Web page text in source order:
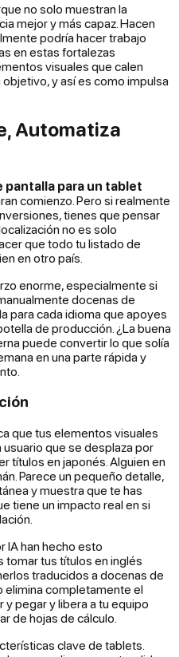
no solo muestran la
mejor y más capaz. Hacen
podría hacer trabajo
en estas fortalezas
visuales que calen
y así es como impulsa
Automatiza
pantalla para un tablet
comienzo. Pero si realmente
tienes que pensar
no es solo
que todo tu listado de
en otro país.
enorme, especialmente si
docenas de
para cada idioma que apoyes
de producción. ¿La buena
puede convertir lo que solía
en una parte rápida y
que tus elementos visuales
usuario que se desplaza por
títulos en japonés. Alguien en
Parece un pequeño detalle,
y muestra que te has
tiene un impacto real en si
IA han hecho esto
tomar tus títulos en inglés
traducidos a docenas de
elimina completamente el
pegar y libera a tu equipo
de hojas de cálculo.
clave de tablets.